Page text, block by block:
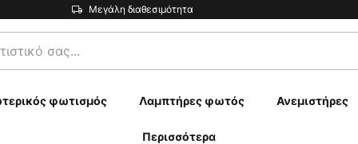
Μεγάλη διαθεσιμότητα
φωτισμός Λαμπτήρες φωτός Ανεμιστήρες
Περισσότερα